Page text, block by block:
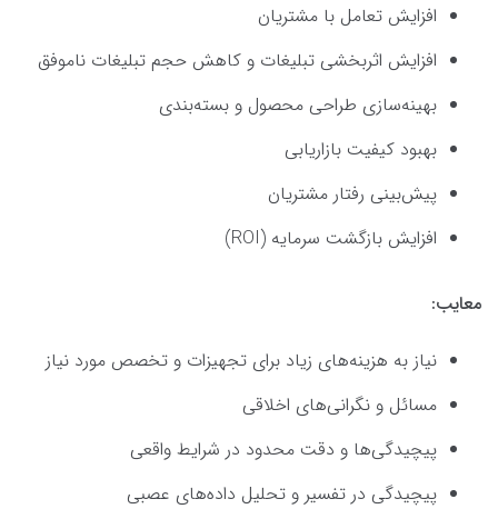
افزایش تعامل با مشتریان
افزایش اثربخشی تبلیغات و کاهش حجم تبلیغات ناموفق
بهینه‌سازی طراحی محصول و بسته‌بندی
بهبود کیفیت بازاریابی
پیش‌بینی رفتار مشتریان
افزایش بازگشت سرمایه (ROI)
معایب:
نیاز به هزینه‌های زیاد برای تجهیزات و تخصص مورد نیاز
مسائل و نگرانی‌های اخلاقی
پیچیدگی‌ها و دقت محدود در شرایط واقعی
پیچیدگی در تفسیر و تحلیل داده‌های عصبی